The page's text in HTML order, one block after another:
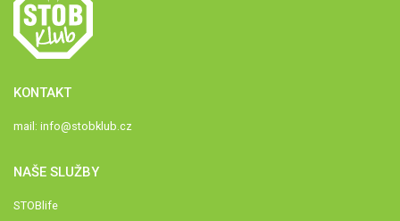
KONTAKT
mail: info@stobklub.cz
NAŠE SLUŽBY
STOBlife